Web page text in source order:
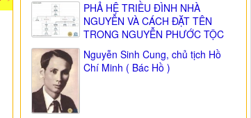
PHẢ HỆ TRIỀU ĐÌNH NHÀ
NGUYỄN VÀ CÁCH ĐẶT TÊN
TRONG NGUYỄN PHƯỚC TỘC
Nguyễn Sinh Cung, chủ tịch Hồ
Chí Minh ( Bác Hồ )